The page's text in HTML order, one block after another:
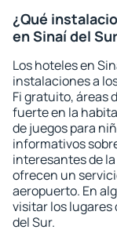
¿Qué
en Sinaí del
Los hoteles en
instalaciones a
Fi gratuito, áreas
fuerte en la
de juegos para
informativos
interesantes de
ofrecen un
aeropuerto. En
visitar los lugares
del Sur.